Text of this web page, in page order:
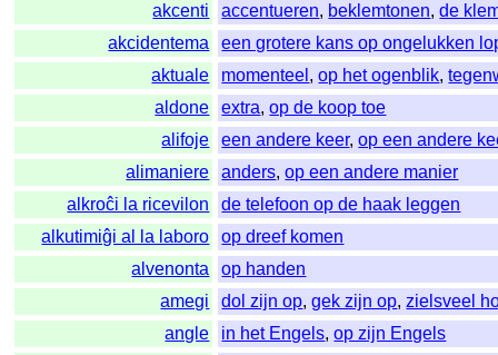
akcenti
accentueren, beklemtonen,de
akcidentema
een grotere kans op ongelukken
aktuale
momenteel ,op het ogenblik,
aldone
extra,op de koop toe
alifoje
een andere keer,op een andere
alimaniere
anders,op een andere manier
alkroĉi la ricevilon
de telefoon op de haak leggen
alkutimiĝi al la laboro
op dreef komen
alvenonta
op handen
amegi
dol zijn op,gek zijn op,zielsveel
angle
in het Engels,op zijn Engels